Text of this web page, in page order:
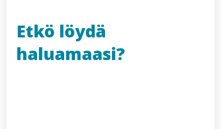
Etkö löydä
haluamaasi?